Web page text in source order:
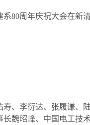
系80周年庆祝大会在新
李衍达、张履谦、陆
魏昭峰、中国电工技